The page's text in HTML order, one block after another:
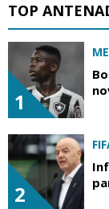
TOP
1
2